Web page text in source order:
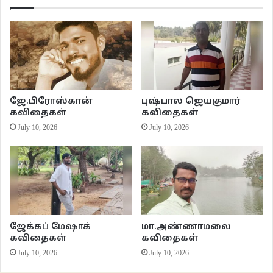
அச்சுறுத்தித் துரத்தும்
தெருநாய்களைக் கூட
பல நேரங்களில்
தாக்கும் ஆயுதம் எதையும்
தேடாமல்
மிகக் கருணையுடனேயே அணுகுகிறான்
எதையும் பொருட்படுத்தாமல்
பழுப்பேறிய தனது
பற்களைக் காட்டி அவ்வப்போது சிரிக்கும் அவன்
இந்த உலகம் மிக மோசமானது
என்கிற கூற்றை
மிகச் சாதாரணமாய் உடைக்கிறான்
ஜே.பிரோஸ்கான்
கவிதைகள்
July 10, 2026
புஷ்பால ஜெயகுமார்
கவிதைகள்
July 10, 2026
ஜேக்கப் மேஷாக்
கவிதைகள்
July 10, 2026
மா.அண்ணாமலை
கவிதைகள்
July 10, 2026